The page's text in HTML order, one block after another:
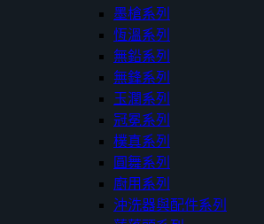
墨槍系列
恆溫系列
無鉛系列
無鋒系列
玉潤系列
冠冕系列
樸真系列
圓舞系列
廚用系列
沖洗器與配件系列